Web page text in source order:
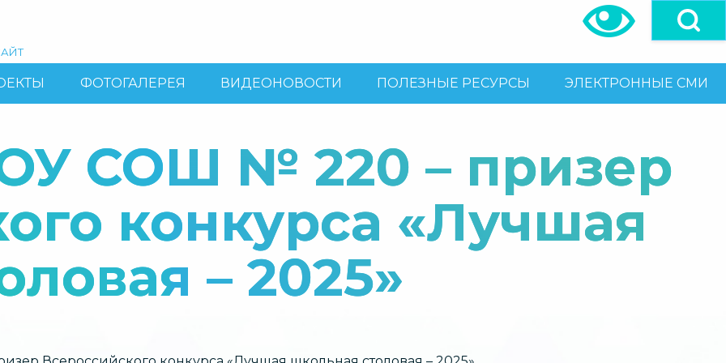
ФОТОГАЛЕРЕЯ ВИДЕОНОВОСТИ ПОЛЕЗНЫЕ РЕСУРСЫ ЭЛЕКТРОННЫЕ СМИ
СОШ № 220 – призер
конкурса «Лучшая
– 2025»